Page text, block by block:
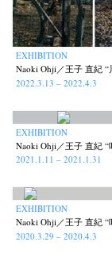
News Exhibition
Terms &
Akifumi Tanaka (7)
Kazuyuki
Kota Kishi (101)
Nana Kakuda (61)
EXHIBITION
Naoki Ohji／王子 直紀 “
2022.3.13 – 2022.4.3
EXHIBITION
Naoki Ohji／王子 直紀 “
2021.1.11 – 2021.1.31
EXHIBITION
Naoki Ohji／王子 直紀 “
2020.3.29 – 2020.4.3